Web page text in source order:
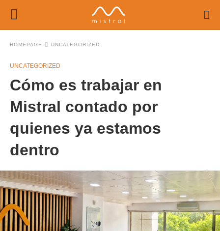
HOMEPAGE UNCATEGORIZED
UNCATEGORIZED
Cómo es trabajar en
Mistral contado por
quienes ya estamos
dentro